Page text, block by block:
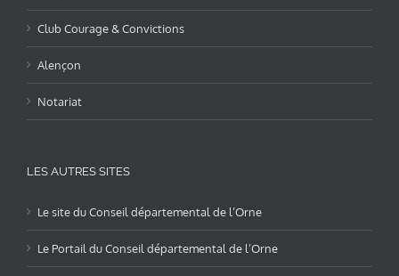
Club Courage & Convictions
Alençon
Notariat
LES AUTRES SITES
Le site du Conseil départemental de l’Orne
Le Portail du Conseil départemental de l’Orne